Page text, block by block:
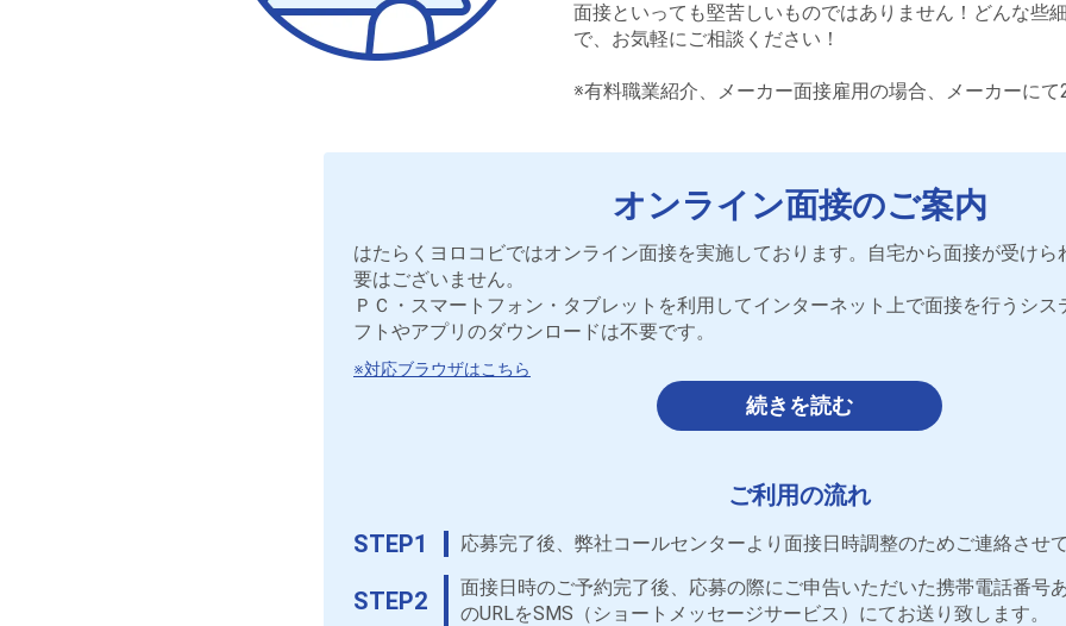
面接といっても堅苦しいものではありません！どんな些
で、お気軽にご相談ください！
※有料職業紹介、メーカー面接雇用の場合、メーカーにて
オンライン面接のご案内
はたらくヨロコビではオンライン面接を実施しております。自宅から面接が受けら
要はございません。
ＰＣ・スマートフォン・タブレットを利用してインターネット上で面接を行うシス
フトやアプリのダウンロードは不要です。
※対応ブラウザはこちら
続きを読む
ご利用の流れ
STEP1
応募完了後、弊社コールセンターより面接日時調整のためご連絡させ
STEP2
面接日時のご予約完了後、応募の際にご申告いただいた携帯電話番号
のURLをSMS（ショートメッセージサービス）にてお送り致します。